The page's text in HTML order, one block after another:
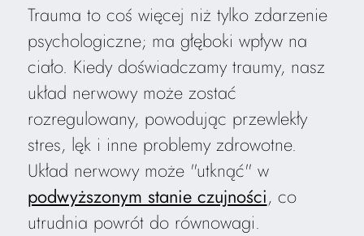
Trauma to coś więcej niż tylko zdarzenie
psychologiczne; ma głęboki wpływ na
ciało. Kiedy doświadczamy traumy, nasz
układ nerwowy może zostać
rozregulowany, powodując przewlekły
stres, lęk i inne problemy zdrowotne.
Układ nerwowy może "utknąć" w
podwyższonym stanie czujności, co
utrudnia powrót do równowagi.